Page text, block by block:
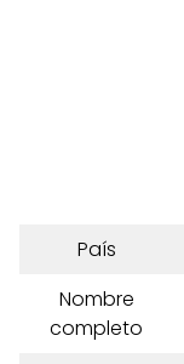
País
Nombre
completo